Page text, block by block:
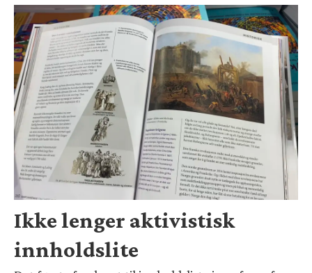
Ikke lenger aktivistisk
innholdslite